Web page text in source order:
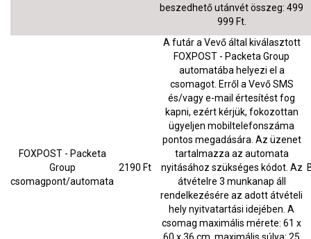
beszedhető utánvét összeg: 499
999 Ft.
FOXPOST - Packeta
Group
csomagpont/automata
2190 Ft
A futár a Vevő által kiválasztott
FOXPOST - Packeta Group
automatába helyezi el a
csomagot. Erről a Vevő SMS
és/vagy e-mail értesítést fog
kapni, ezért kérjük, fokozottan
ügyeljen mobiltelefonszáma
pontos megadására. Az üzenet
tartalmazza az automata
nyitásához szükséges kódot. Az
átvételre 3 munkanap áll
rendelkezésére az adott átvételi
hely nyitvatartási idejében. A
csomag maximális mérete: 61 x